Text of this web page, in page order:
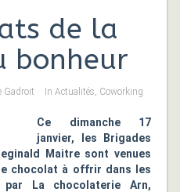
de la
bonheur
Gadroit In Actualités, Coworking
Ce dimanche 17
janvier, les Brigades
Maitre sont venues
chocolat à offrir dans les
par La chocolaterie Arn,